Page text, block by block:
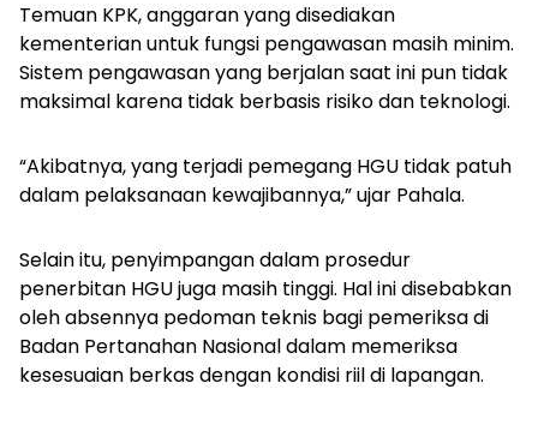
Temuan KPK, anggaran yang disediakan
kementerian untuk fungsi pengawasan masih minim.
Sistem pengawasan yang berjalan saat ini pun tidak
maksimal karena tidak berbasis risiko dan teknologi.
“Akibatnya, yang terjadi pemegang HGU tidak patuh
dalam pelaksanaan kewajibannya,” ujar Pahala.
Selain itu, penyimpangan dalam prosedur
penerbitan HGU juga masih tinggi. Hal ini disebabkan
oleh absennya pedoman teknis bagi pemeriksa di
Badan Pertanahan Nasional dalam memeriksa
kesesuaian berkas dengan kondisi riil di lapangan.